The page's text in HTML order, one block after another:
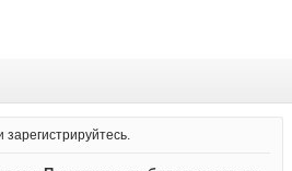
зарегистрируйтесь